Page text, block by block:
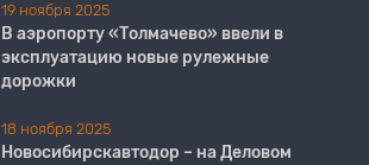
19 ноября 2025
В аэропорту «Толмачево» ввели в
эксплуатацию новые рулежные
дорожки
18 ноября 2025
Новосибирскавтодор – на Деловом